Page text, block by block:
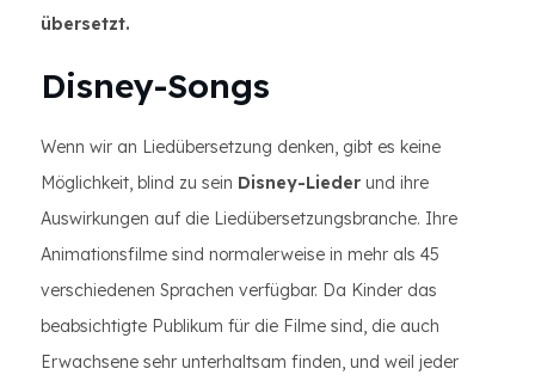
übersetzt.
Disney-Songs
Wenn wir an Liedübersetzung denken, gibt es keine
Möglichkeit, blind zu sein Disney-Lieder und ihre
Auswirkungen auf die Liedübersetzungsbranche. Ihre
Animationsfilme sind normalerweise in mehr als 45
verschiedenen Sprachen verfügbar. Da Kinder das
beabsichtigte Publikum für die Filme sind, die auch
Erwachsene sehr unterhaltsam finden, und weil jeder